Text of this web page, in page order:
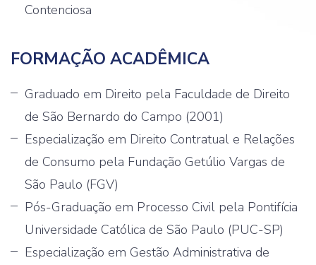
Contenciosa
FORMAÇÃO ACADÊMICA
Graduado em Direito pela Faculdade de Direito
de São Bernardo do Campo (2001)
Especialização em Direito Contratual e Relações
de Consumo pela Fundação Getúlio Vargas de
São Paulo (FGV)
Pós-Graduação em Processo Civil pela Pontifícia
Universidade Católica de São Paulo (PUC-SP)
Especialização em Gestão Administrativa de